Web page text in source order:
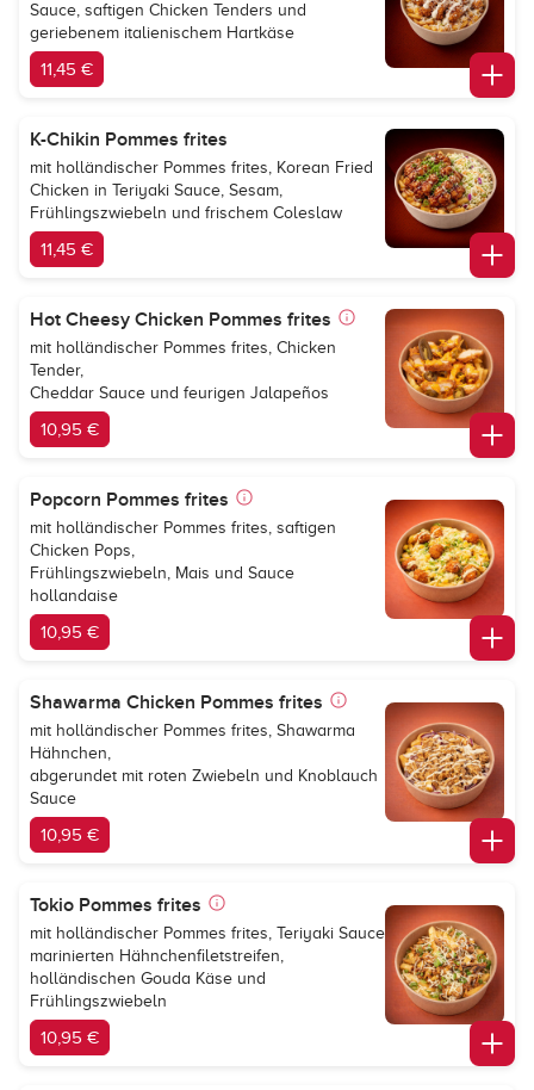
Sauce, saftigen Chicken Tenders und
geriebenem italienischem Hartkäse
11,45 €
K-Chikin Pommes frites
mit holländischer Pommes frites, Korean Fried
Chicken in Teriyaki Sauce, Sesam,
Frühlingszwiebeln und frischem Coleslaw
11,45 €
Hot Cheesy Chicken Pommes frites
mit holländischer Pommes frites, Chicken
Tender,
Cheddar Sauce und feurigen Jalapeños
10,95 €
Popcorn Pommes frites
mit holländischer Pommes frites, saftigen
Chicken Pops,
Frühlingszwiebeln, Mais und Sauce
hollandaise
10,95 €
Shawarma Chicken Pommes frites
mit holländischer Pommes frites, Shawarma
Hähnchen,
abgerundet mit roten Zwiebeln und Knoblauch
Sauce
10,95 €
Tokio Pommes frites
mit holländischer Pommes frites, Teriyaki Sauce
marinierten Hähnchenfiletstreifen,
holländischen Gouda Käse und
Frühlingszwiebeln
10,95 €